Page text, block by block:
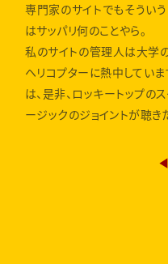
専門家のサイトでもそうい
はサッパリ何のことやら。
私のサイトの管理人は大学
ヘリコプターに熱中していま
は、是非、ロッキートップの
ージックのジョイントが聴き
◀